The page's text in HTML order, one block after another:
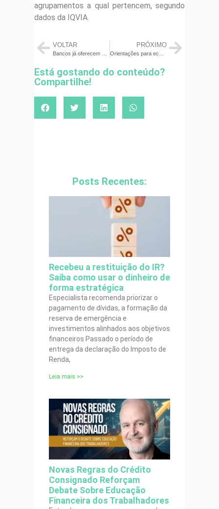
agrupamentos a qual pertencem, segundo
dados da IQVIA.
VOLTAR PRÓXIMO
Está gostando do conteúdo?
Compartilhe!
Posts Recentes:
Recebeu a restituição do IR?
Saiba como usar o dinheiro de
forma estratégica
Especialista recomenda priorizar o
pagamento de dívidas, a formação da
reserva de emergência e
investimentos alinhados aos objetivos
financeiros Passado o período de
entrega da declaração do Imposto de
Renda,
Leia mais >>
Novas Regras do Crédito
Consignado Reforçam
Debate Sobre Educação
Financeira dos Trabalhadores